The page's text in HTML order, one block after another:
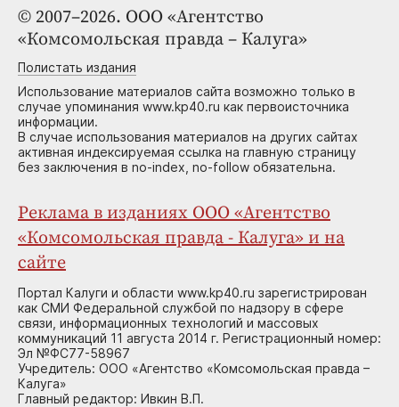
© 2007–2026. ООО «Агентство
«Комсомольская правда – Калуга»
Полистать издания
Использование материалов сайта возможно только в
случае упоминания www.kp40.ru как первоисточника
информации.
В случае использования материалов на других сайтах
активная индексируемая ссылка на главную страницу
без заключения в no-index, no-follow обязательна.
Реклама в изданиях ООО «Агентство
«Комсомольская правда - Калуга» и на
сайте
Портал Калуги и области www.kp40.ru зарегистрирован
как СМИ Федеральной службой по надзору в сфере
связи, информационных технологий и массовых
коммуникаций 11 августа 2014 г. Регистрационный номер:
Эл №ФС77-58967
Учредитель: ООО «Агентство «Комсомольская правда –
Калуга»
Главный редактор: Ивкин В.П.